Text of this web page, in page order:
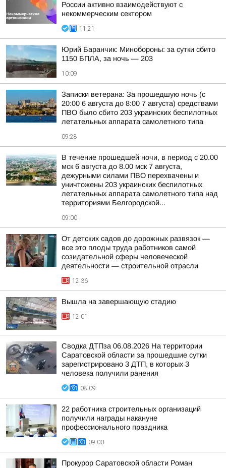
России активно взаимодействуют с
некоммерческим сектором
11:21
Юрий Баранчик: Минобороны: за сутки сбито
1150 БПЛА, за ночь — 203
10:09
Записки ветерана: За прошедшую ночь (с
20:00 6 августа до 8:00 7 августа) средствами
ПВО было сбито 203 украинских беспилотных
летательных аппарата самолетного типа
09:28
В течение прошедшей ночи, в период с 20.00
мск 6 августа до 8.00 мск 7 августа,
дежурными силами ПВО перехвачены и
уничтожены 203 украинских беспилотных
летательных аппарата самолетного типа над
территориями Белгородской...
09:00
От детских садов до дорожных развязок —
все это плоды труда работников самой
созидательной сферы человеческой
деятельности — строительной отрасли
12:36
Вышла на завершающую стадию
12:01
Сводка ДТПза 06.08.2026 На территории
Саратовской области за прошедшие сутки
зарегистрировано 3 ДТП, в которых 3
человека получили ранения
08:09
22 работника строительных организаций
получили награды накануне
профессионального праздника
09:00
Прокурор Саратовской области Роман